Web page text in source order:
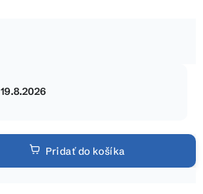
19.8.2026
Pridať do košíka